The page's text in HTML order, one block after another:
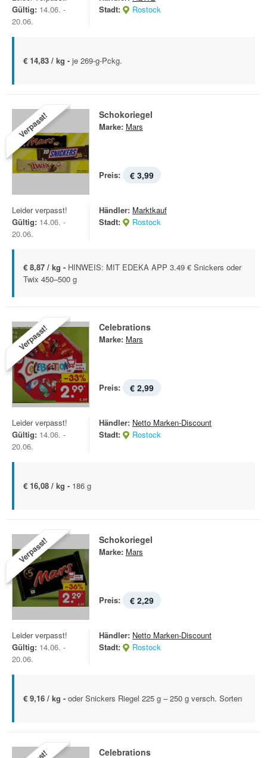
Gültig: 14.06. -
20.06.
Stadt:
Rostock
€ 14,83 / kg - je 269-g-Pckg.
Verpasst! Schokoriegel
Marke: Mars
Preis: € 3,99
Leider verpasst!
Gültig: 14.06. -
20.06.
Händler: Marktkauf
Stadt:
Rostock
€ 8,87 / kg - HINWEIS: MIT EDEKA APP 3.49 € Snickers oder
Twix 450–500 g
Verpasst! Celebrations
Marke: Mars
Preis: € 2,99
Leider verpasst!
Gültig: 14.06. -
20.06.
Händler: Netto Marken-Discount
Stadt:
Rostock
€ 16,08 / kg - 186 g
Verpasst! Schokoriegel
Marke: Mars
Preis: € 2,29
Leider verpasst!
Gültig: 14.06. -
20.06.
Händler: Netto Marken-Discount
Stadt:
Rostock
€ 9,16 / kg - oder Snickers Riegel 225 g – 250 g versch. Sorten
Celebrations